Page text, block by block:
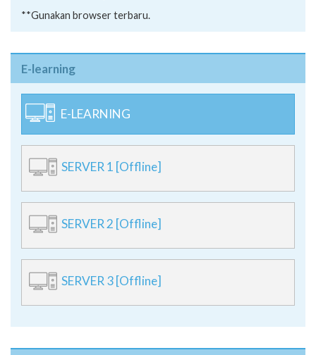
**Gunakan browser terbaru.
E-learning
E-LEARNING
SERVER 1 [Offline]
SERVER 2 [Offline]
SERVER 3 [Offline]